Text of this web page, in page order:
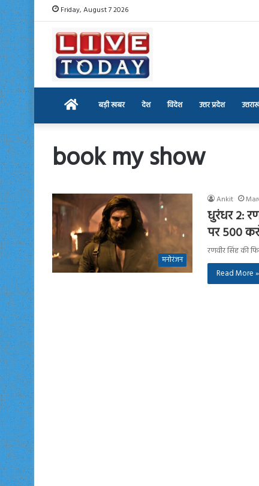
Friday, August 7 2026
Home बड़ी खबर देश विदेश उत्तर प्रदेश
book my show
मनोरंजन
Ankit
धुरंधर 2:
पर 500
रणवीर सिंह की
Read More »